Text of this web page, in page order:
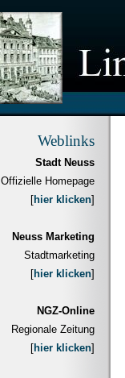
Weblinks
Stadt Neuss
Offizielle Homepage
[hier klicken]
Neuss Marketing
Stadtmarketing
[hier klicken]
NGZ-Online
Regionale Zeitung
[hier klicken]